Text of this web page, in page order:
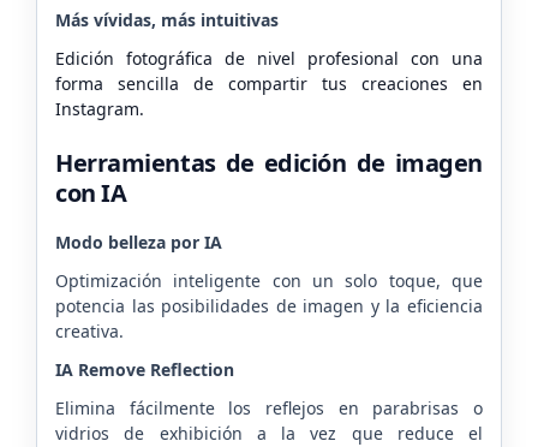
Más vívidas, más intuitivas
Edición fotográfica de nivel profesional con una
forma sencilla de compartir tus creaciones en
Instagram.
Herramientas de edición de imagen
con IA
Modo belleza por IA
Optimización inteligente con un solo toque, que
potencia las posibilidades de imagen y la eficiencia
creativa.
IA Remove Reflection
Elimina fácilmente los reflejos en parabrisas o
vidrios de exhibición a la vez que reduce el